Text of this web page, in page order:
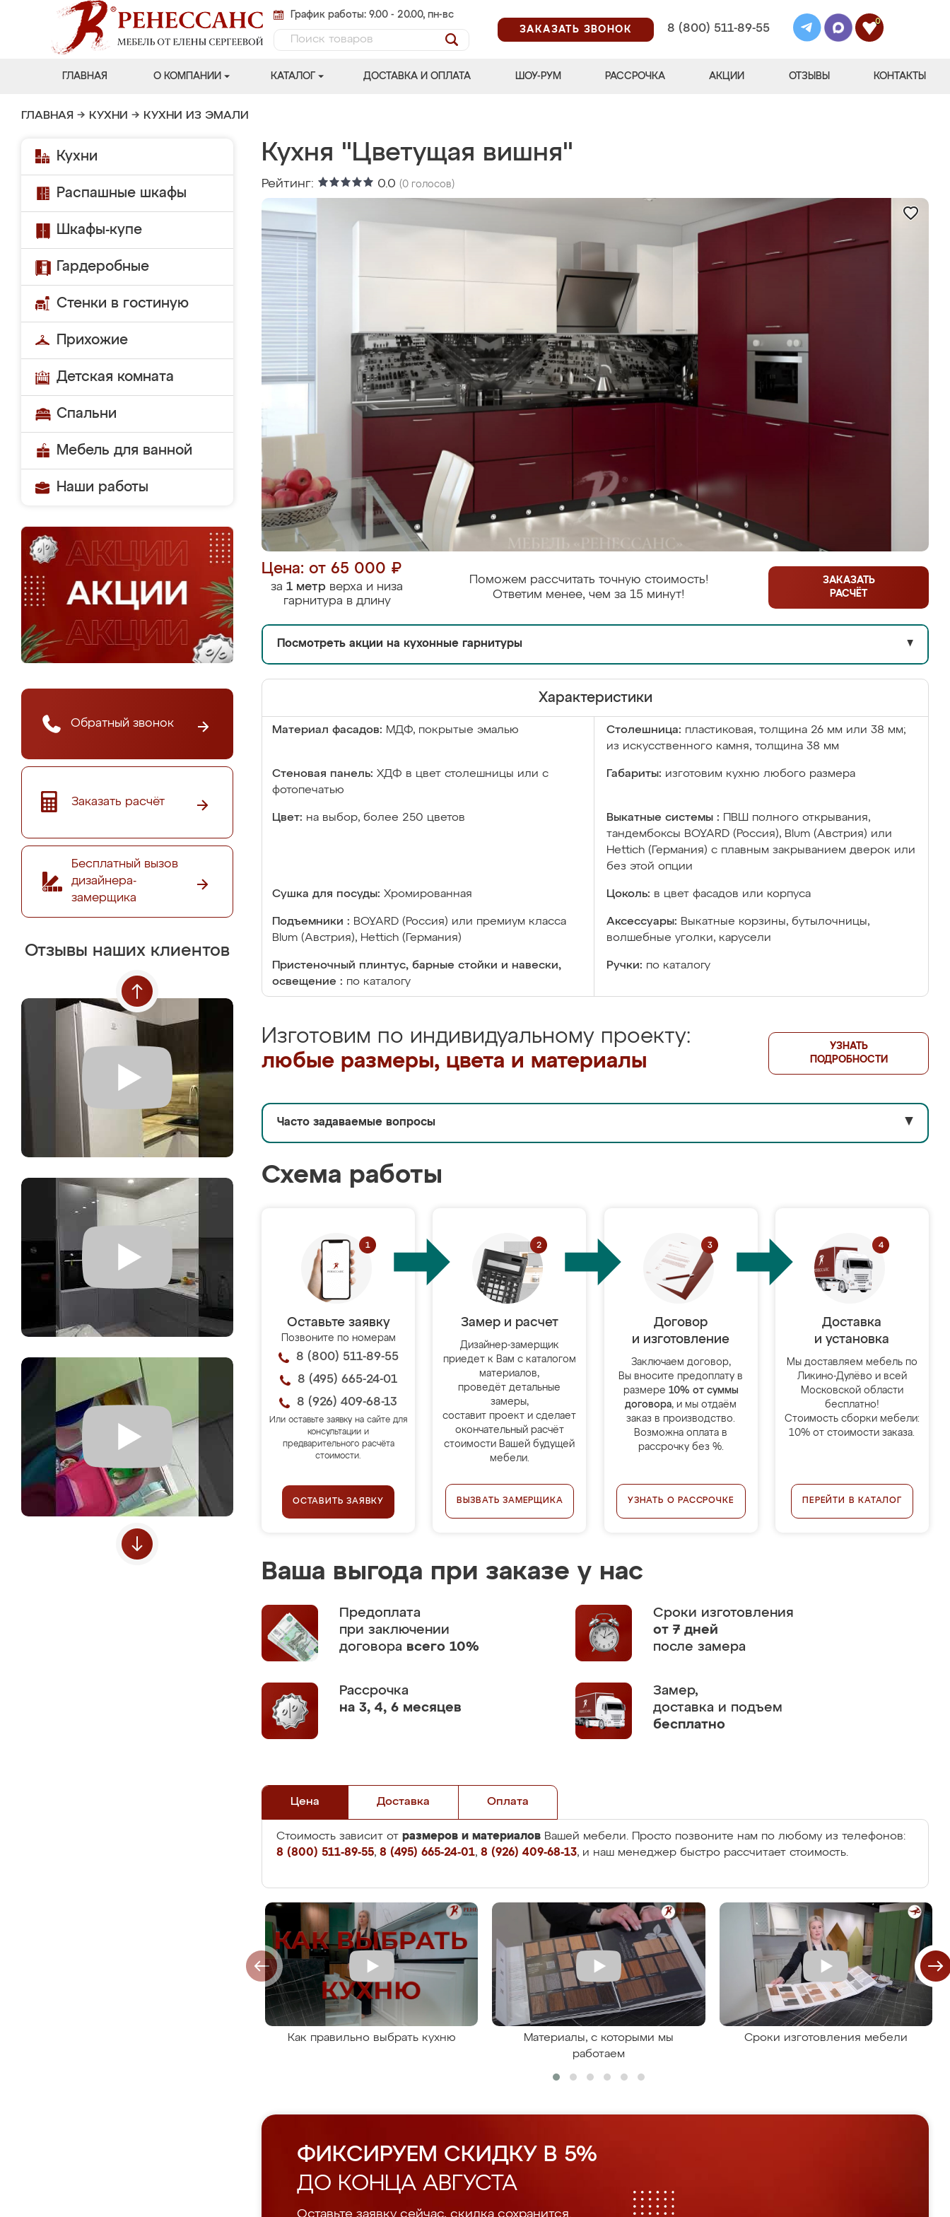
График работы: 9.00 - 20.00, пн-вс
ЗАКАЗАТЬ ЗВОНОК
8 (800) 511-89-55
0
ГЛАВНАЯ О КОМПАНИИ КАТАЛОГ ДОСТАВКА И ОПЛАТА ШОУ-РУМ РАССРОЧКА АКЦИИ ОТЗЫВЫ КОНТАКТЫ
ГЛАВНАЯ → КУХНИ → КУХНИ ИЗ ЭМАЛИ
Кухни
Распашные шкафы
Шкафы-купе
Гардеробные
Стенки в гостиную
Прихожие
Детская комната
Спальни
Мебель для ванной
Наши работы
Обратный звонок
Заказать расчёт
Бесплатный вызов
дизайнера-
замерщика
Отзывы наших клиентов
Кухня "Цветущая вишня"
Рейтинг: 0.0 (0 голосов)
Цена: от 65 000 ₽
за 1 метр верха и низа
гарнитура в длину
Поможем рассчитать точную стоимость!
Ответим менее, чем за 15 минут!
ЗАКАЗАТЬ
РАСЧЁТ
Посмотреть акции на кухонные гарнитуры ▼
Характеристики
Материал фасадов: МДФ, покрытые эмалью Столешница: пластиковая, толщина 26 мм или 38 мм;
из искусственного камня, толщина 38 мм
Стеновая панель: ХДФ в цвет столешницы или с
фотопечатью
Габариты: изготовим кухню любого размера
Цвет: на выбор, более 250 цветов Выкатные системы :
ПВШ полного открывания,
тандембоксы BOYARD (Россия), Blum (Австрия) или
Hettich (Германия) с плавным закрыванием дверок или
без этой опции
Сушка для посуды: Хромированная Цоколь: в цвет фасадов или корпуса
Подъемники : BOYARD (Россия) или премиум класса
Blum (Австрия), Hettich (Германия)
Аксессуары: Выкатные корзины, бутылочницы,
волшебные уголки, карусели
Пристеночный плинтус, барные стойки и навески,
освещение : по каталогу
Ручки: по каталогу
Изготовим по индивидуальному проекту:
любые размеры, цвета и материалы
УЗНАТЬ
ПОДРОБНОСТИ
Часто задаваемые вопросы ▼
Схема работы
Оставьте заявку
Позвоните по номерам
8 (800) 511-89-55
8 (495) 665-24-01
8 (926) 409-68-13
Или оставьте заявку на сайте для
консультации и
предварительного расчёта
стоимости.
ОСТАВИТЬ ЗАЯВКУ
Замер и расчет
Дизайнер-замерщик
приедет к Вам с каталогом
материалов,
проведёт детальные
замеры,
составит проект и сделает
окончательный расчёт
стоимости Вашей будущей
мебели.
ВЫЗВАТЬ ЗАМЕРЩИКА
Договор
и изготовление
Заключаем договор,
Вы вносите предоплату в
размере 10% от суммы
договора, и мы отдаём
заказ в производство.
Возможна оплата в
рассрочку без %.
УЗНАТЬ О РАССРОЧКЕ
Доставка
и установка
Мы доставляем мебель по
Ликино-Дулёво и всей
Московской области
бесплатно!
Стоимость сборки мебели:
10% от стоимости заказа.
ПЕРЕЙТИ В КАТАЛОГ
Ваша выгода при заказе у нас
Предоплата
при заключении
договора всего 10%
Сроки изготовления
от 7 дней
после замера
Рассрочка
на 3, 4, 6 месяцев
Замер,
доставка и подъем
бесплатно
Цена Доставка Оплата
Стоимость зависит от размеров и материалов Вашей мебели. Просто позвоните нам по любому из телефонов:
8 (800) 511-89-55, 8 (495) 665-24-01, 8 (926) 409-68-13, и наш менеджер быстро рассчитает стоимость.
Как правильно выбрать кухню
Материалы, с которыми мы
работаем
Сроки изготовления мебели
ФИКСИРУЕМ СКИДКУ В 5%
ДО КОНЦА АВГУСТА
Оставьте заявку сейчас, скидка сохранится.